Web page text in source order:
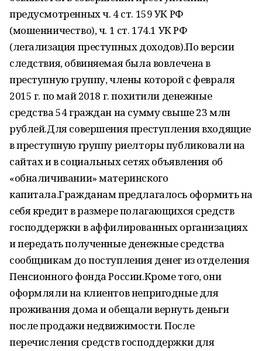
предусмотренных ч. 4 ст. 159 УК РФ
(мошенничество), ч. 1 ст. 174.1 УК РФ
(легализация преступных доходов).По версии
следствия, обвиняемая была вовлечена в
преступную группу, члены которой с февраля
2015 г. по май 2018 г. похитили денежные
средства 54 граждан на сумму свыше 23 млн
рублей.Для совершения преступления входящие
в преступную группу риелторы публиковали на
сайтах и в социальных сетях объявления об
«обналичивании» материнского
капитала.Гражданам предлагалось оформить на
себя кредит в размере полагающихся средств
господдержки в аффилированных организациях
и передать полученные денежные средства
сообщникам до поступления денег из отделения
Пенсионного фонда России.Кроме того, они
оформляли на клиентов непригодные для
проживания дома и обещали вернуть деньги
после продажи недвижимости. После
перечисления средств господдержки для